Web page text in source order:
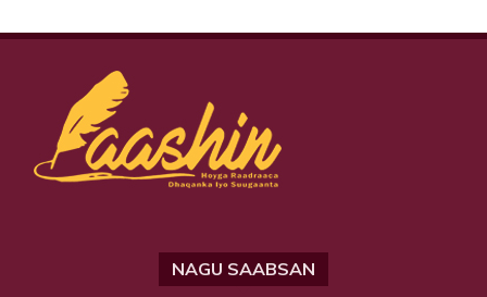
NAGU SAABSAN